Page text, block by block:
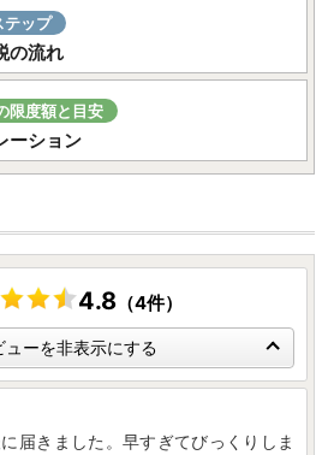
テップ
の流れ
限度額と目安
ーション
4.8 （4件）
ューを非表示にする
届きました。早すぎてびっくりしま